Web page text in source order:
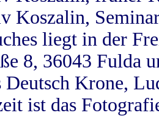
Koszalin,
liegt in der
8, 36043 Fulda
Deutsch Krone,
ist das